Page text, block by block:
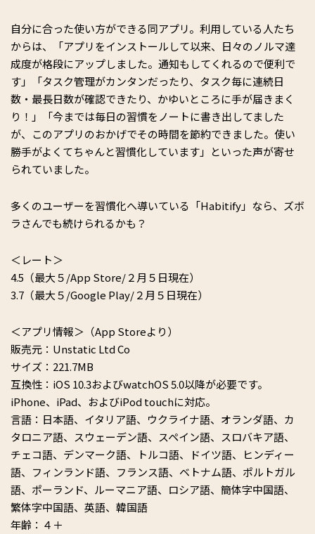
自分に合った使い方ができる同アプリ。利用している人たち
からは、「アプリをインストールして以来、日々のノルマ達
成度が格段にアップしました。通知もしてくれるので便利で
す」「タスク管理がカンタンだったり、タスク毎に連続日
数・最長日数が確認できたり、かゆいところに手が届きまく
り！」「今までは毎日の習慣をノートに書き出してました
が、このアプリのおかげでその時間を節約できました。使い
勝手がよくてちゃんと習慣化しています」といった声が寄せ
られていました。
多くのユーザーを習慣化へ導いている「Habitify」なら、ズボ
ラさんでも続けられるかも？
＜レート＞
4.5（最大５/App Store/２月５日現在）
3.7（最大５/Google Play/２月５日現在）
＜アプリ情報＞（App Storeより）
販売元：Unstatic Ltd Co
サイズ：221.7MB
互換性：iOS 10.3およびwatchOS 5.0以降が必要です。
iPhone、iPad、およびiPod touchに対応。
言語：日本語、イタリア語、ウクライナ語、オランダ語、カ
タロニア語、スウェーデン語、スペイン語、スロバキア語、
チェコ語、デンマーク語、トルコ語、ドイツ語、ヒンディー
語、フィンランド語、フランス語、ベトナム語、ポルトガル
語、ポーランド、ルーマニア語、ロシア語、簡体字中国語、
繁体字中国語、英語、韓国語
年齢：４＋